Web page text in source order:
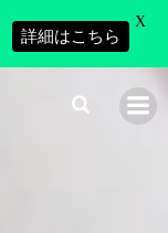
詳細はこちら
X